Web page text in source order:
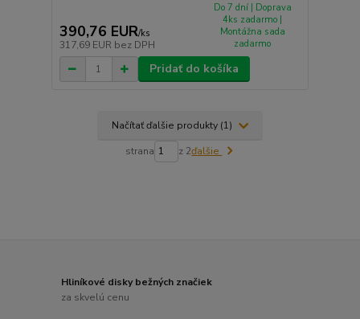
390,76 EUR/ks
317,69 EUR bez DPH
Do 7 dní | Doprava
4ks zadarmo |
Montážna sada
zadarmo
Pridať do košíka
Načítať ďalšie produkty (1)
strana z 2ďalšie
Hliníkové disky bežných značiek
za skvelú cenu